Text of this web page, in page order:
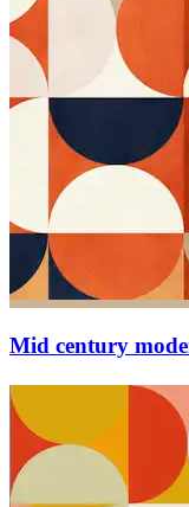
Mid century